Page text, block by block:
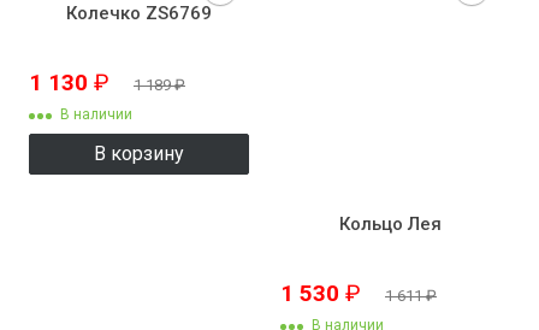
Колечко ZS6769
1 130 ₽ 1 189₽
В наличии
В корзину
Кольцо Лея
1 530 ₽ 1 611₽
В наличии